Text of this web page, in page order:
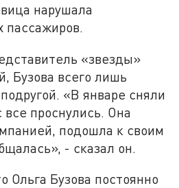
нарушала
пассажиров.
«звезды»
Бузова всего лишь
«В январе сняли
все проснулись. Она
подошла к своим
- сказал он.
Ольга Бузова постоянно